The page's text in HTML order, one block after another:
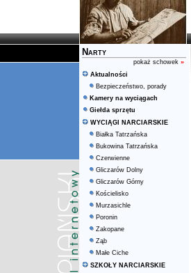
Narty
pokaż schowek »
Aktualności
Bezpieczeństwo, porady
Kamery na wyciągach
Giełda sprzętu
WYCIĄGI NARCIARSKIE
Białka Tatrzańska
Bukowina Tatrzańska
Czerwienne
Gliczarów Dolny
Gliczarów Górny
Kościelisko
Murzasichle
Poronin
Zakopane
Ząb
Małe Ciche
SZKOŁY NARCIARSKIE